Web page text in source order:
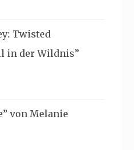
Twisted
in der Wildnis”
von Melanie